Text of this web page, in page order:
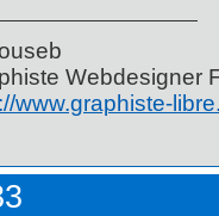
Webdesigner
www.graphiste-